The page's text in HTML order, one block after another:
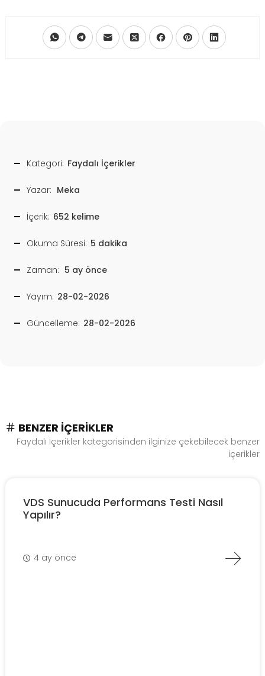
Kategori: Faydalı İçerikler
Yazar: Meka
İçerik: 652 kelime
Okuma Süresi: 5 dakika
Zaman: 5 ay önce
Yayım: 28-02-2026
Güncelleme: 28-02-2026
BENZER İÇERIKLER
Faydalı İçerikler kategorisinden ilginize çekebilecek benzer
içerikler
VDS Sunucuda Performans Testi Nasıl
Yapılır?
4 ay önce